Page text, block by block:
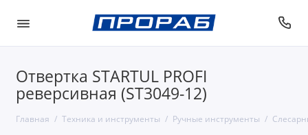
Отвертка STARTUL PROFI
реверсивная (ST3049-12)
Главная Техника и инструменты Ручные инструменты